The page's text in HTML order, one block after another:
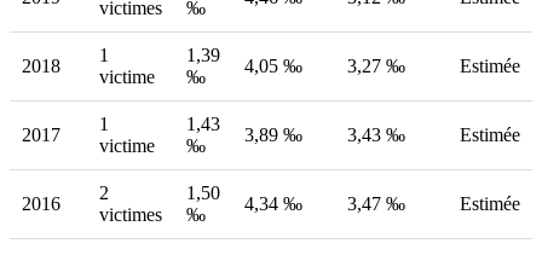
victimes
‰
2018
1
victime
1,39
‰
4,05 ‰ 3,27 ‰ Estimée
2017
1
victime
1,43
‰
3,89 ‰ 3,43 ‰ Estimée
2016
2
victimes
1,50
‰
4,34 ‰ 3,47 ‰ Estimée